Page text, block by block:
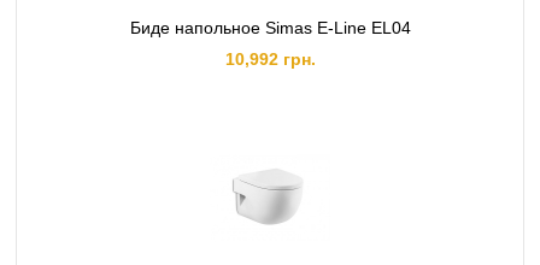
Биде напольное Simas E-Line EL04
10,992 грн.